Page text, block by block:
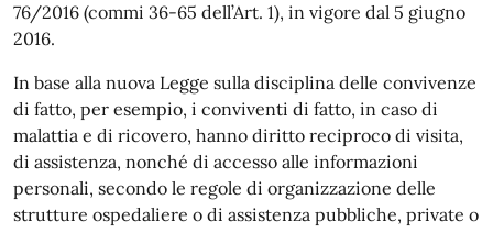
76/2016 (commi 36-65 dell’Art. 1), in vigore dal 5 giugno
2016.
In base alla nuova Legge sulla disciplina delle convivenze
di fatto, per esempio, i conviventi di fatto, in caso di
malattia e di ricovero, hanno diritto reciproco di visita,
di assistenza, nonché di accesso alle informazioni
personali, secondo le regole di organizzazione delle
strutture ospedaliere o di assistenza pubbliche, private o